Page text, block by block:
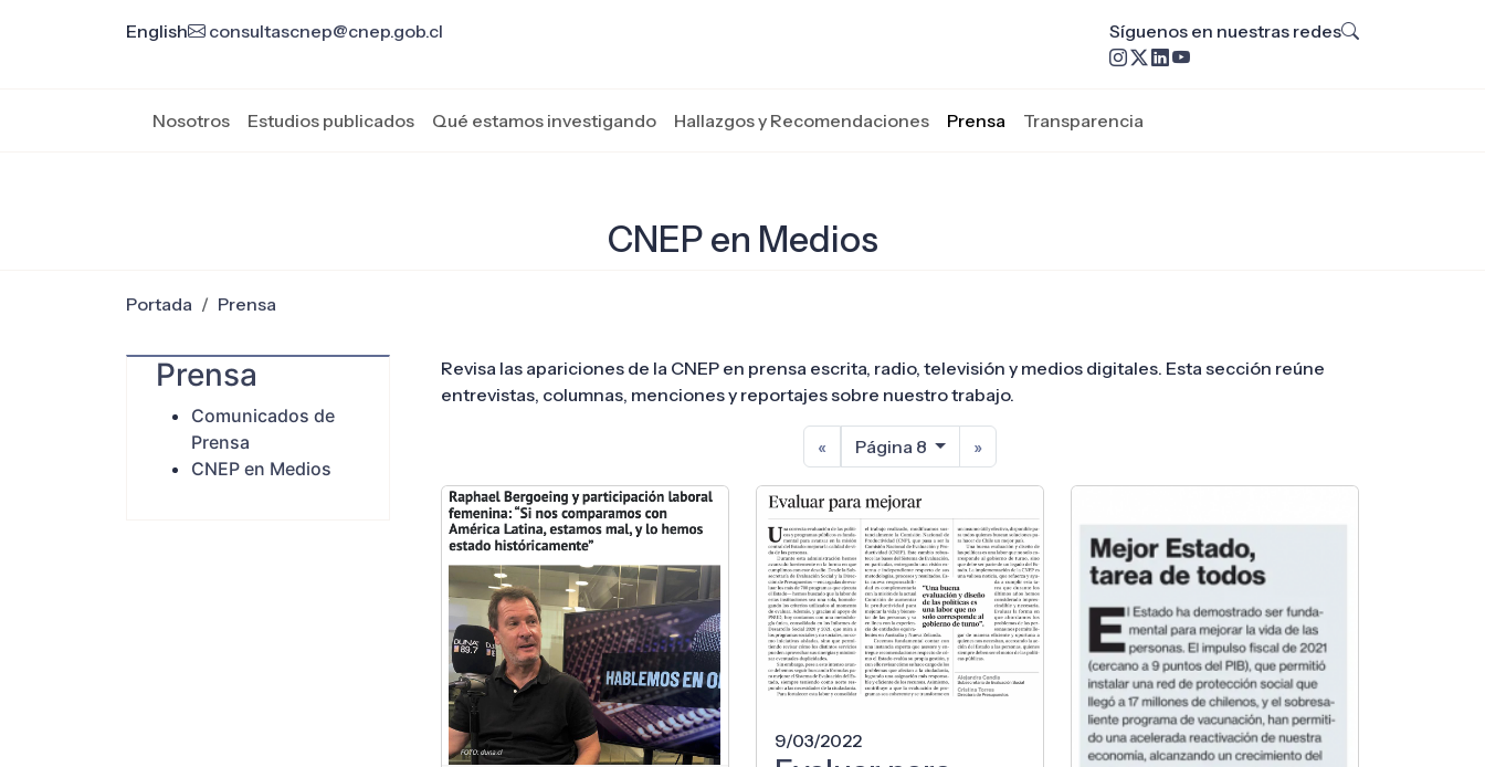
English consultascnep@cnep.gob.cl Síguenos en nuestras redes
Nosotros Estudios publicados Qué estamos investigando Hallazgos y Recomendaciones Prensa Transparencia
CNEP en Medios
Portada Prensa
Revisa las apariciones de la CNEP en prensa escrita, radio, televisión y medios digitales. Esta sección reúne
entrevistas, columnas, menciones y reportajes sobre nuestro trabajo.
« Página 8 »
9/03/2022
Prensa
Comunicados de
Prensa
CNEP en Medios